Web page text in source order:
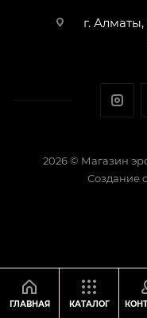
г. Алматы,
2026 © Магазин
Создание
ГЛАВНАЯ КАТАЛОГ